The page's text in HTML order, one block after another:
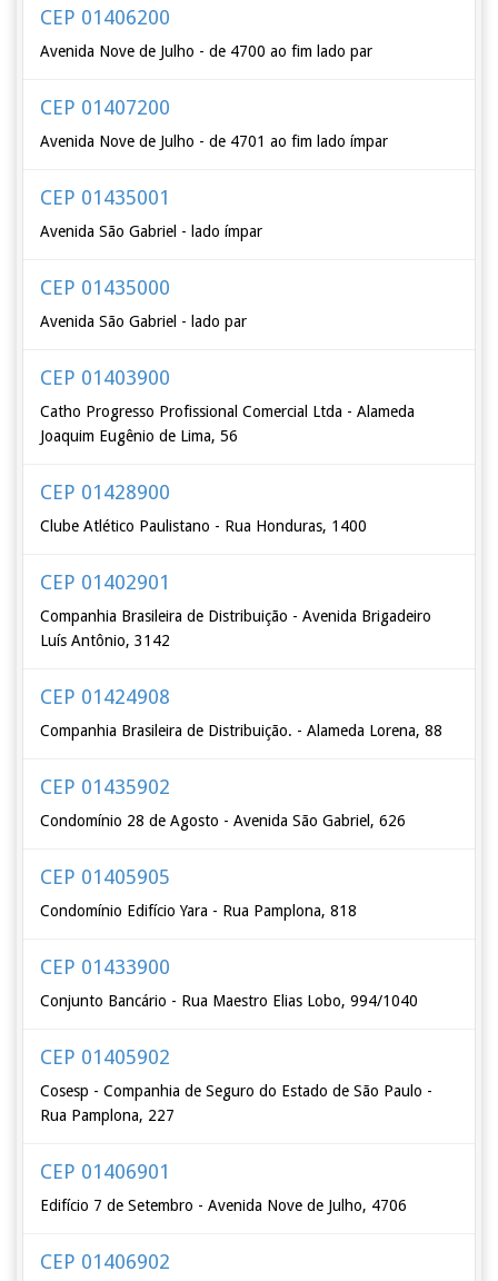
CEP 01406200
Avenida Nove de Julho - de 4700 ao fim lado par
CEP 01407200
Avenida Nove de Julho - de 4701 ao fim lado ímpar
CEP 01435001
Avenida São Gabriel - lado ímpar
CEP 01435000
Avenida São Gabriel - lado par
CEP 01403900
Catho Progresso Profissional Comercial Ltda - Alameda
Joaquim Eugênio de Lima, 56
CEP 01428900
Clube Atlético Paulistano - Rua Honduras, 1400
CEP 01402901
Companhia Brasileira de Distribuição - Avenida Brigadeiro
Luís Antônio, 3142
CEP 01424908
Companhia Brasileira de Distribuição. - Alameda Lorena, 88
CEP 01435902
Condomínio 28 de Agosto - Avenida São Gabriel, 626
CEP 01405905
Condomínio Edifício Yara - Rua Pamplona, 818
CEP 01433900
Conjunto Bancário - Rua Maestro Elias Lobo, 994/1040
CEP 01405902
Cosesp - Companhia de Seguro do Estado de São Paulo -
Rua Pamplona, 227
CEP 01406901
Edifício 7 de Setembro - Avenida Nove de Julho, 4706
CEP 01406902